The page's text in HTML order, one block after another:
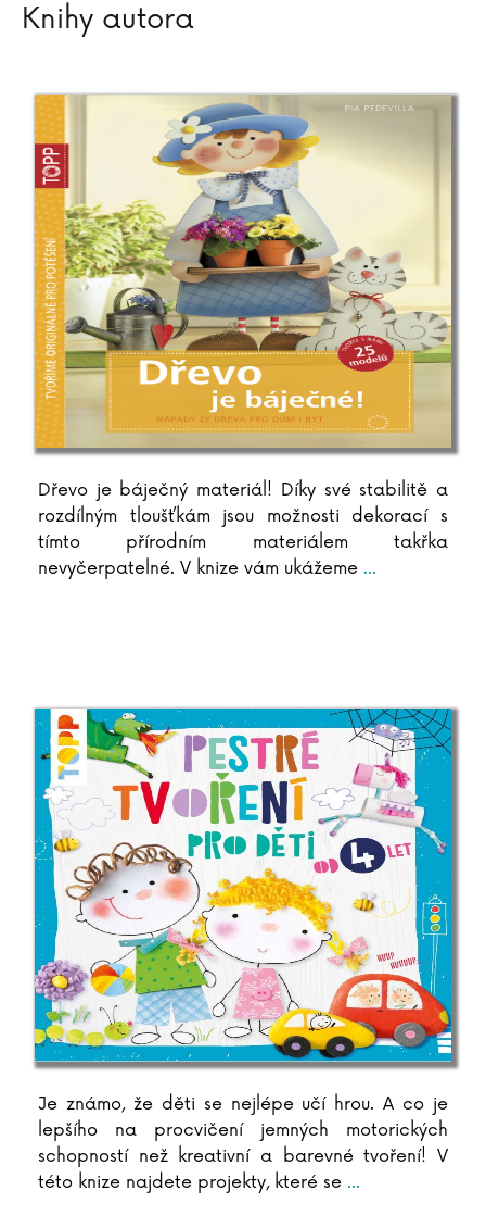
Igor Bukovský
Andrea Cagol
Vito Capezzuto
Claudia Carlsová
Chris Carter
Manlio Castagna
Ismael Barriguete Castro
Liou Cch´-sin (1)
Arthur C. Clarke
Pierre Clostermann
Joel H. Cohen
Rowan Coleman
Christian Cornia
Bernard Cornwell
Jane Corryová
Matteo Crivellini
Iza Czajková
Karel Čapek
Hynek Čermák
C. Dartevelle
Antoine de Saint-Exupéry
Lara Dearmanová
Ester Demjanová
Jutta Diekmann
Zbigniew Dobosz
Zuzana Dodoková
Sonja Donnenwirth
Hans-Günther Döring
Zuzana Dostálová
Silja du Mont
Miroslav Dub
Adolf Dudek
Ana Duša
Jiří Dvořák
Helena Dvořáková
Emilia Dziubaková
Knihy autora
Dřevo je báječný materiál! Díky své stabilitě a
rozdílným tloušťkám jsou možnosti dekorací s
tímto přírodním materiálem takřka
nevyčerpatelné. V knize vám ukážeme ...
Je známo, že děti se nejlépe učí hrou. A co je
lepšího na procvičení jemných motorických
schopností než kreativní a barevné tvoření! V
této knize najdete projekty, které se ...